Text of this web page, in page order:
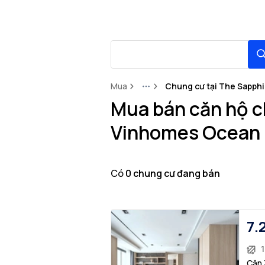
Mua MoreChung cư tại The
Mua bán căn hộ
Vinhomes Ocean
Có0 chung cưđang bán